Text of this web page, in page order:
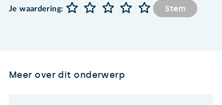
Je waardering:
Stem
Meer over dit onderwerp